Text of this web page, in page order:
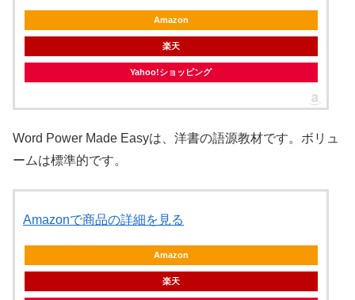
Amazon
楽天
Yahoo!ショッピング
Word Power Made Easyは、洋書の語源教材です。ボリュ
ームは標準的です。
Amazonで商品の詳細を見る
Amazon
楽天